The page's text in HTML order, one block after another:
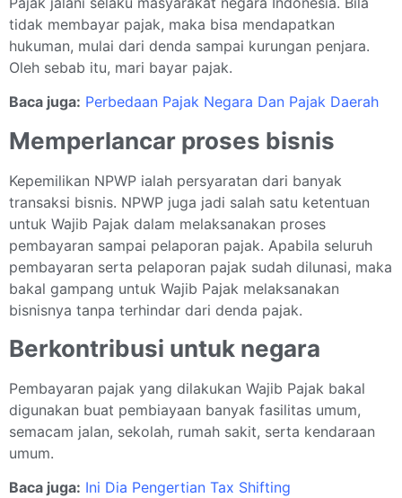
tidak membayar pajak, maka bisa mendapatkan
hukuman, mulai dari denda sampai kurungan penjara.
Oleh sebab itu, mari bayar pajak.
Baca juga: Perbedaan Pajak Negara Dan Pajak Daerah
Memperlancar proses bisnis
Kepemilikan NPWP ialah persyaratan dari banyak
transaksi bisnis. NPWP juga jadi salah satu ketentuan
untuk Wajib Pajak dalam melaksanakan proses
pembayaran sampai pelaporan pajak. Apabila seluruh
pembayaran serta pelaporan pajak sudah dilunasi, maka
bakal gampang untuk Wajib Pajak melaksanakan
bisnisnya tanpa terhindar dari denda pajak.
Berkontribusi untuk negara
Pembayaran pajak yang dilakukan Wajib Pajak bakal
digunakan buat pembiayaan banyak fasilitas umum,
semacam jalan, sekolah, rumah sakit, serta kendaraan
umum.
Baca juga: Ini Dia Pengertian Tax Shifting